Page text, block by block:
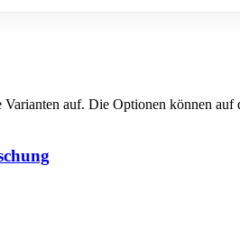
Varianten auf. Die Optionen können auf